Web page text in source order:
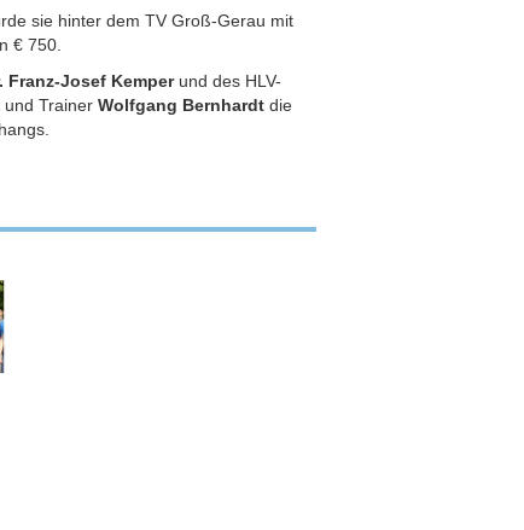
sie hinter dem TV Groß-Gerau mit
€ 750.
Franz-Josef Kemperund des HLV-
und TrainerWolfgang Bernhardt die